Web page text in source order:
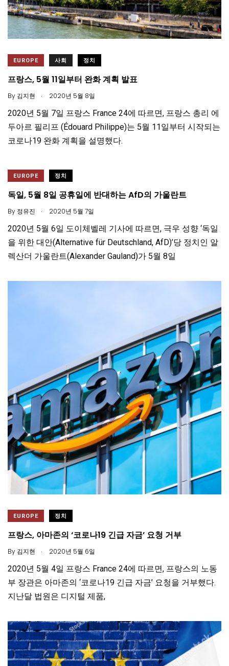
EUROPE 사회 정치
프랑스, 5월 11일부터 완화 계획 발표
By 김지현 . 2020년 5월 8일
2020년 5월 7일 프랑스 France 24에 따르면, 프랑스 총리 에
두아르 필리프 (Édouard Philippe)는 5월 11일부터 시작되는
코로나19 완화 계획을 설명했다.
EUROPE 정치
독일, 5월 8일 공휴일에 반대하는 AfD의 가울란트
By 정유진 . 2020년 5월 7일
2020년 5월 6일 도이체벨레 기사에 따르면, 극우 성향 ‘독일
을 위한 대안(Alternative für Deutschland, AfD)’당 정치인 알
렉산더 가울란트(Alexander Gauland)가 5월 8일
EUROPE 정치
프랑스, 아마존의 ‘코로나19 긴급 자금’ 요청 거부
By 김지현 . 2020년 5월 6일
2020년 5월 4일 프랑스 France 24에 따르면, 프랑스의 노동
부 장관은 아마존의 ‘코로나19 긴급 자금’ 요청을 거부했다.
지난달 법원은 디지털 제품,